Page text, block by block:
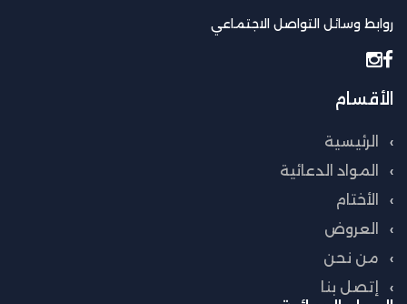
روابط وسائل التواصل الاجتماعي
الأقسام
الرئيسية
المواد الدعائية
الأختام
العروض
من نحن
إتصل بنا